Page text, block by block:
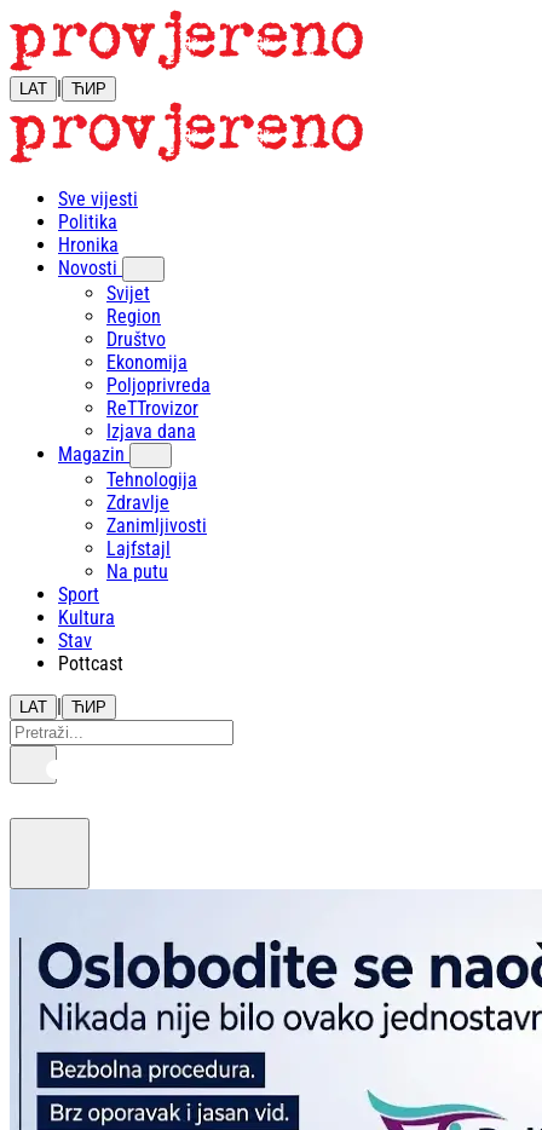
LAT | ЋИР
Sve vijesti
Politika
Hronika
Novosti
Svijet
Region
Društvo
Ekonomija
Poljoprivreda
ReTTrovizor
Izjava dana
Magazin
Tehnologija
Zdravlje
Zanimljivosti
Lajfstajl
Na putu
Sport
Kultura
Stav
Pottcast
LAT | ЋИР